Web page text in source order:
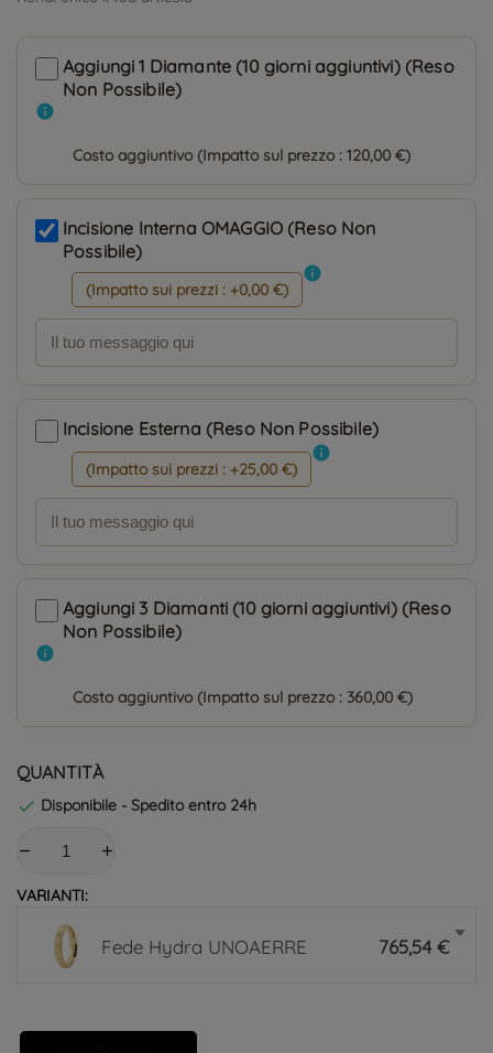
Aggiungi 1 Diamante (10 giorni aggiuntivi) (Reso
Non Possibile)
info
Costo aggiuntivo (Impatto sul prezzo : 120,00 €)
Incisione Interna OMAGGIO (Reso Non
Possibile)
(Impatto sui prezzi : +0,00 €)
info
Incisione Esterna (Reso Non Possibile)
(Impatto sui prezzi : +25,00 €)
info
Aggiungi 3 Diamanti (10 giorni aggiuntivi) (Reso
Non Possibile)
info
Costo aggiuntivo (Impatto sul prezzo : 360,00 €)
QUANTITÀ
 Disponibile - Spedito entro 24h
VARIANTI:
Fede Hydra UNOAERRE 765,54 €